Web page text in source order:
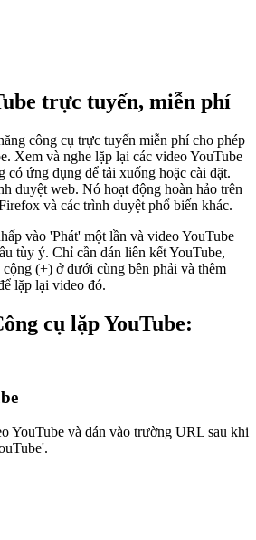
trực tuyến, miễn phí
công cụ trực tuyến miễn phí cho phép
Xem và nghe lặp lại các video YouTube
có ứng dụng để tải xuống hoặc cài đặt.
duyệt web. Nó hoạt động hoàn hảo trên
và các trình duyệt phổ biến khác.
vào 'Phát' một lần và video YouTube
tùy ý. Chỉ cần dán liên kết YouTube,
(+) ở dưới cùng bên phải và thêm
lặp lại video đó.
cụ lặp YouTube:
YouTube và dán vào trường URL sau khi